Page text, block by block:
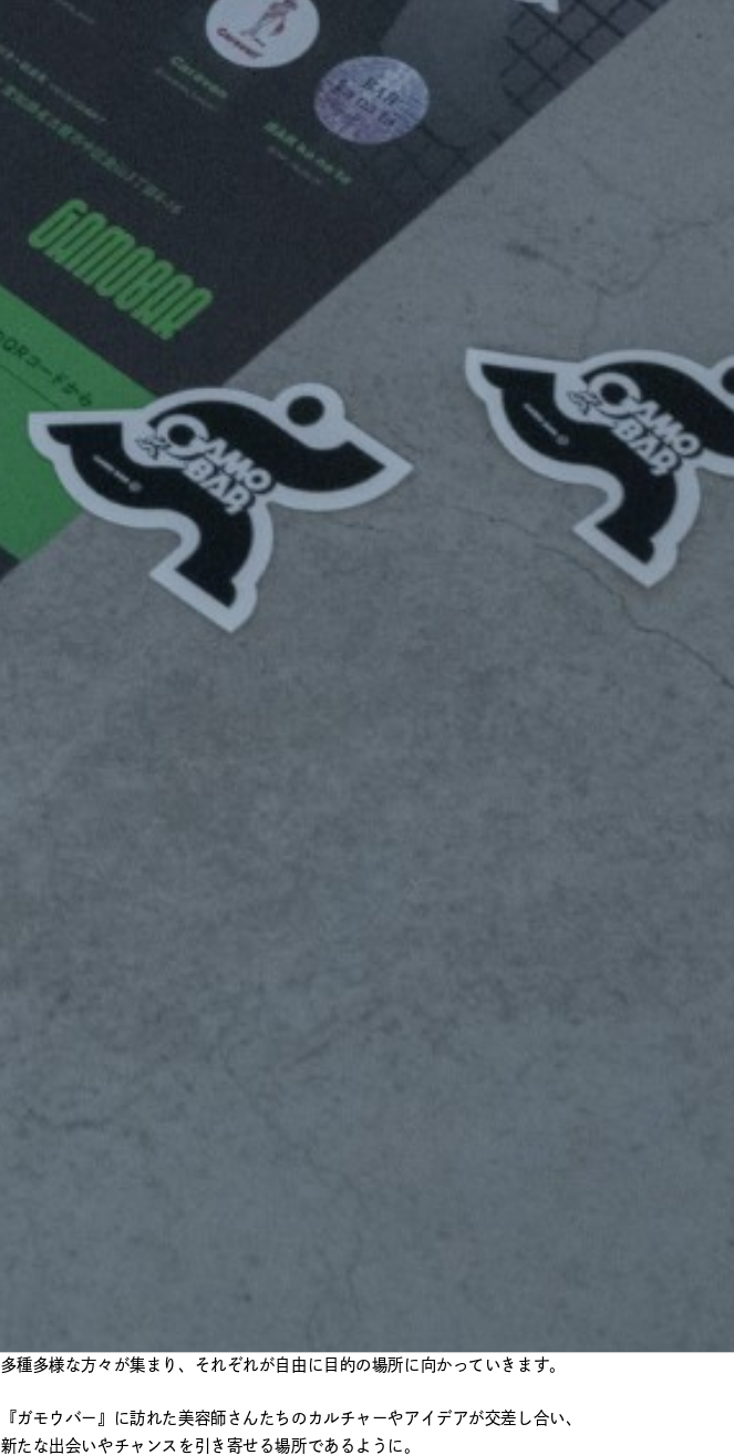
多種多様な方々が集まり、それぞれが自由に目的の場所に向かっていきます。
『ガモウバー』に訪れた美容師さんたちのカルチャーやアイデアが交差し合い、
新たな出会いやチャンスを引き寄せる場所であるように。